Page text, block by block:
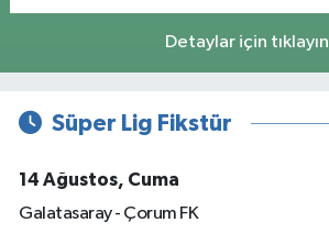
Detaylar için tıklayın
Süper Lig Fikstür
14 Ağustos, Cuma
Galatasaray - Çorum FK